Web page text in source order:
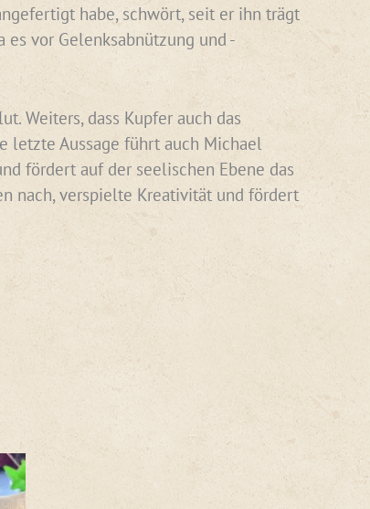
habe, schwört, seit er ihn trägt
vor Gelenksabnützung und -
Weiters, dass Kupfer auch das
letzte Aussage führt auch Michael
fördert auf der seelischen Ebene das
nach, verspielte Kreativität und fördert